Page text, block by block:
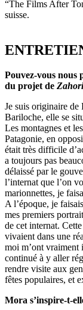
“The Films After
suisse.
Pouvez-vous nous
du projet de
Je suis originaire de
Bariloche, elle se
Les montagnes et
Patagonie, en
était très difficile
a toujours pas
délaissé par le
l’internat que l’on
marionnettes, je
A l’époque, je
mes premiers
de cet internat.
vivaient dans une
moi m’ont vraiment
continué à y aller
rendre visite aux
fêtes populaires, et
Mora s’inspire-t-